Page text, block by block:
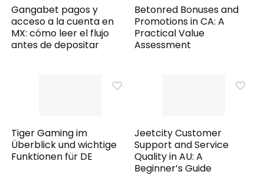
Gangabet pagos y
acceso a la cuenta en
MX: cómo leer el flujo
antes de depositar
Betonred Bonuses and
Promotions in CA: A
Practical Value
Assessment
Tiger Gaming im
Überblick und wichtige
Funktionen für DE
Jeetcity Customer
Support and Service
Quality in AU: A
Beginner’s Guide